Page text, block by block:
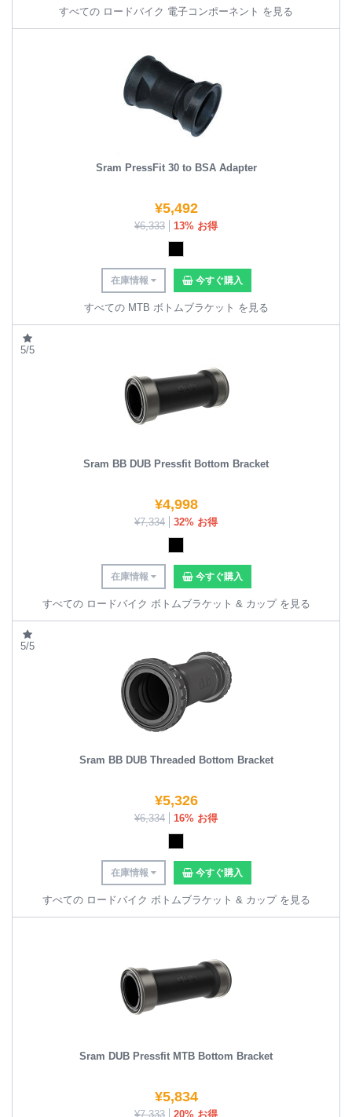
すべての ロードバイク 電子コンポーネント を見る
Sram PressFit 30 to BSA Adapter
¥5,492
¥6,333 13% お得
在庫情報 今すぐ購入
すべての MTB ボトムブラケット を見る
5/5
Sram BB DUB Pressfit Bottom Bracket
¥4,998
¥7,334 32% お得
在庫情報 今すぐ購入
すべての ロードバイク ボトムブラケット & カップ を見る
5/5
Sram BB DUB Threaded Bottom Bracket
¥5,326
¥6,334 16% お得
在庫情報 今すぐ購入
すべての ロードバイク ボトムブラケット & カップ を見る
Sram DUB Pressfit MTB Bottom Bracket
¥5,834
¥7,333 20% お得